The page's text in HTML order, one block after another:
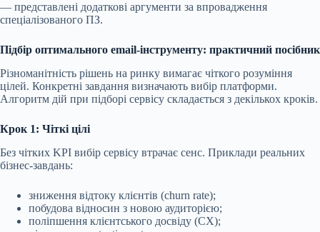
— представлені додаткові аргументи за впровадження
спеціалізованого ПЗ.
Підбір оптимального email-інструменту: практичний посібник
Різноманітність рішень на ринку вимагає чіткого розуміння
цілей. Конкретні завдання визначають вибір платформи.
Алгоритм дій при підборі сервісу складається з декількох кроків.
Крок 1: Чіткі цілі
Без чітких KPI вибір сервісу втрачає сенс. Приклади реальних
бізнес-завдань:
зниження відтоку клієнтів (churn rate);
побудова відносин з новою аудиторією;
поліпшення клієнтського досвіду (CX);